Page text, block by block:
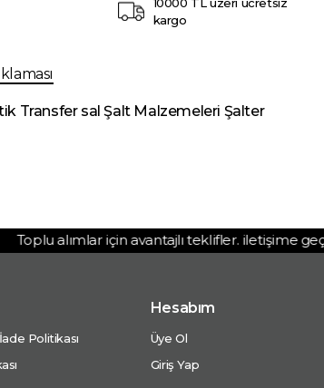
kargo
Transfer sal Şalt Malzemeleri Şalter
Toplu alımlar için avantajlı teklifler. iletişime geçin.
Politikası
Hesabım
Üye Ol
Giriş Yap